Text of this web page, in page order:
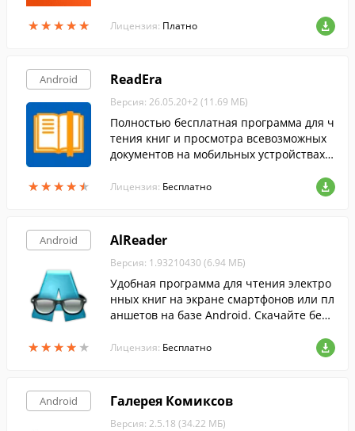
★★★★★
★★★★★
о.
Лицензия: Платно
Android
★★★★★
★★★★★
ReadEra
Версия: 26.05.20+2 (11.69 МБ)
Полностью бесплатная программа для ч
тения книг и просмотра всевозможных
документов на мобильных устройствах п
Лицензия: Бесплатно
Android
★★★★ ★
★★★★ ★
AlReader
Версия: 1.93210430 (6.94 МБ)
Удобная программа для чтения электро
нных книг на экране смартфонов или пл
аншетов на базе Android. Скачайте бесп
Лицензия: Бесплатно
Android Галерея Комиксов
Версия: 2.5.18 (34.22 МБ)